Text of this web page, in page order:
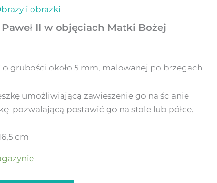
i obrazki
II w objęciach Matki Bożej
o grubości około 5 mm, malowanej po brzegach.
umożliwiającą zawieszenie go na ścianie
pozwalającą postawić go na stole lub półce.
cm